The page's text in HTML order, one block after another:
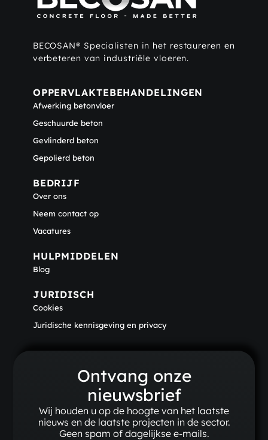
BECOSAN® Specialisten in het restaureren en
verbeteren van industriële vloeren.
OPPERVLAKTEBEHANDELINGEN
Afwerking betonvloer
Geschuurde beton
Gevlinderd beton
Gepolierd beton
BEDRIJF​
Over ons
Neem contact op
Vacatures
HULPMIDDELEN
Blog
JURIDISCH
Cookies
Juridische kennisgeving en privacy
Ontvang onze
nieuwsbrief
Wij houden u op de hoogte van het laatste
nieuws en de laatste projecten in de sector.
Geen spam of dagelijkse e-mails.